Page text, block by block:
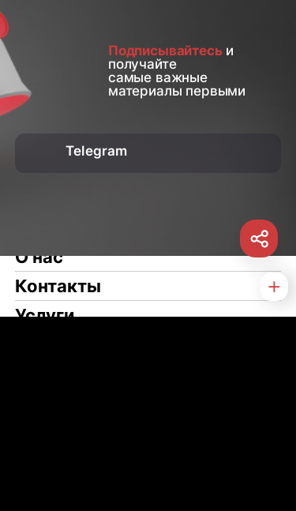
Подписывайтесьи
получайте
самые важные
материалы первыми
Telegram
О нас
Контакты
Услуги